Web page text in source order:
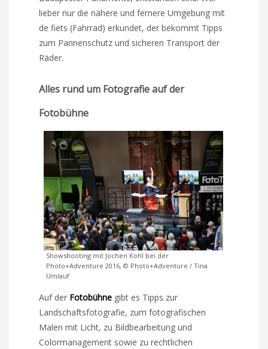
lieber nur die nähere und fernere Umgebung mit
de fiets (Fahrrad) erkundet, der bekommt Tipps
zum Pannenschutz und sicheren Transport der
Räder.
Alles rund um Fotografie auf der
Fotobühne
Showshooting mit Jochen Kohl bei der
Photo+Adventure 2016, © Photo+Adventure / Tina
Umlauf
Auf der Fotobühne gibt es Tipps zur
Landschaftsfotografie, zum fotografischen
Malen mit Licht, zu Bildbearbeitung und
Colormanagement sowie zu rechtlichen